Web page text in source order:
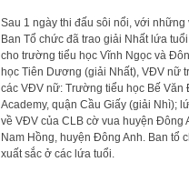
Sau 1 ngày thi đấu sôi nổi, với những
Ban Tổ chức đã trao giải Nhất lứa
cho trường tiểu học Vĩnh Ngọc và
học Tiên Dương (giải Nhất), VĐV nữ
các VĐV nữ: Trường tiểu học Bế
Academy, quận Cầu Giấy (giải Nhì);
về VĐV của CLB cờ vua huyện Đông
Nam Hồng, huyện Đông Anh. Ban tổ
xuất sắc ở các lứa tuổi.